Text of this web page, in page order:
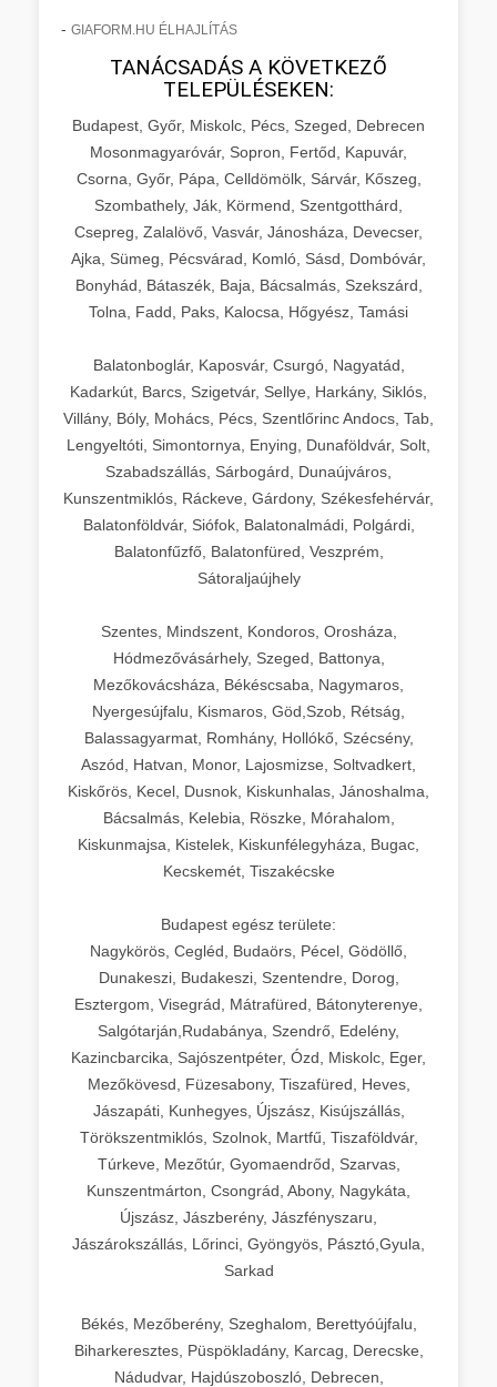
- GIAFORM.HU ÉLHAJLÍTÁS
TANÁCSADÁS A KÖVETKEZŐ
TELEPÜLÉSEKEN:
Budapest, Győr, Miskolc, Pécs, Szeged, Debrecen
Mosonmagyaróvár, Sopron, Fertőd, Kapuvár,
Csorna, Győr, Pápa, Celldömölk, Sárvár, Kőszeg,
Szombathely, Ják, Körmend, Szentgotthárd,
Csepreg, Zalalövő, Vasvár, Jánosháza, Devecser,
Ajka, Sümeg, Pécsvárad, Komló, Sásd, Dombóvár,
Bonyhád, Bátaszék, Baja, Bácsalmás, Szekszárd,
Tolna, Fadd, Paks, Kalocsa, Hőgyész, Tamási
Balatonboglár, Kaposvár, Csurgó, Nagyatád,
Kadarkút, Barcs, Szigetvár, Sellye, Harkány, Siklós,
Villány, Bóly, Mohács, Pécs, Szentlőrinc Andocs, Tab,
Lengyeltóti, Simontornya, Enying, Dunaföldvár, Solt,
Szabadszállás, Sárbogárd, Dunaújváros,
Kunszentmiklós, Ráckeve, Gárdony, Székesfehérvár,
Balatonföldvár, Siófok, Balatonalmádi, Polgárdi,
Balatonfűzfő, Balatonfüred, Veszprém,
Sátoraljaújhely
Szentes, Mindszent, Kondoros, Orosháza,
Hódmezővásárhely, Szeged, Battonya,
Mezőkovácsháza, Békéscsaba, Nagymaros,
Nyergesújfalu, Kismaros, Göd,Szob, Rétság,
Balassagyarmat, Romhány, Hollókő, Szécsény,
Aszód, Hatvan, Monor, Lajosmizse, Soltvadkert,
Kiskőrös, Kecel, Dusnok, Kiskunhalas, Jánoshalma,
Bácsalmás, Kelebia, Röszke, Mórahalom,
Kiskunmajsa, Kistelek, Kiskunfélegyháza, Bugac,
Kecskemét, Tiszakécske
Budapest egész területe:
Nagykörös, Cegléd, Budaörs, Pécel, Gödöllő,
Dunakeszi, Budakeszi, Szentendre, Dorog,
Esztergom, Visegrád, Mátrafüred, Bátonyterenye,
Salgótarján,Rudabánya, Szendrő, Edelény,
Kazincbarcika, Sajószentpéter, Ózd, Miskolc, Eger,
Mezőkövesd, Füzesabony, Tiszafüred, Heves,
Jászapáti, Kunhegyes, Újszász, Kisújszállás,
Törökszentmiklós, Szolnok, Martfű, Tiszaföldvár,
Túrkeve, Mezőtúr, Gyomaendrőd, Szarvas,
Kunszentmárton, Csongrád, Abony, Nagykáta,
Újszász, Jászberény, Jászfényszaru,
Jászárokszállás, Lőrinci, Gyöngyös, Pásztó,Gyula,
Sarkad
Békés, Mezőberény, Szeghalom, Berettyóújfalu,
Biharkeresztes, Püspökladány, Karcag, Derecske,
Nádudvar, Hajdúszoboszló, Debrecen,